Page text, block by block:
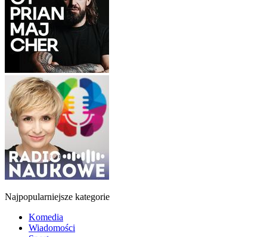
Najpopularniejsze kategorie
Komedia
Wiadomości